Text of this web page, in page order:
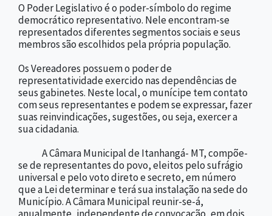
O Poder Legislativo é o poder-símbolo do regime
democrático representativo. Nele encontram-se
representados diferentes segmentos sociais e seus
membros são escolhidos pela própria população.
Os Vereadores possuem o poder de
representatividade exercido nas dependências de
seus gabinetes. Neste local, o munícipe tem contato
com seus representantes e podem se expressar, fazer
suas reinvindicações, sugestões, ou seja, exercer a
sua cidadania.
A Câmara Municipal de Itanhangá- MT, compõe-
se de representantes do povo, eleitos pelo sufrágio
universal e pelo voto direto e secreto, em número
que a Lei determinar e terá sua instalação na sede do
Município. A Câmara Municipal reunir-se-á,